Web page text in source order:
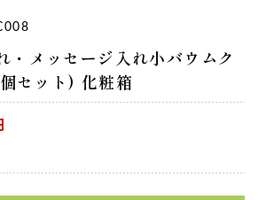
・メッセージ入れ小バウムク
セット) 化粧箱